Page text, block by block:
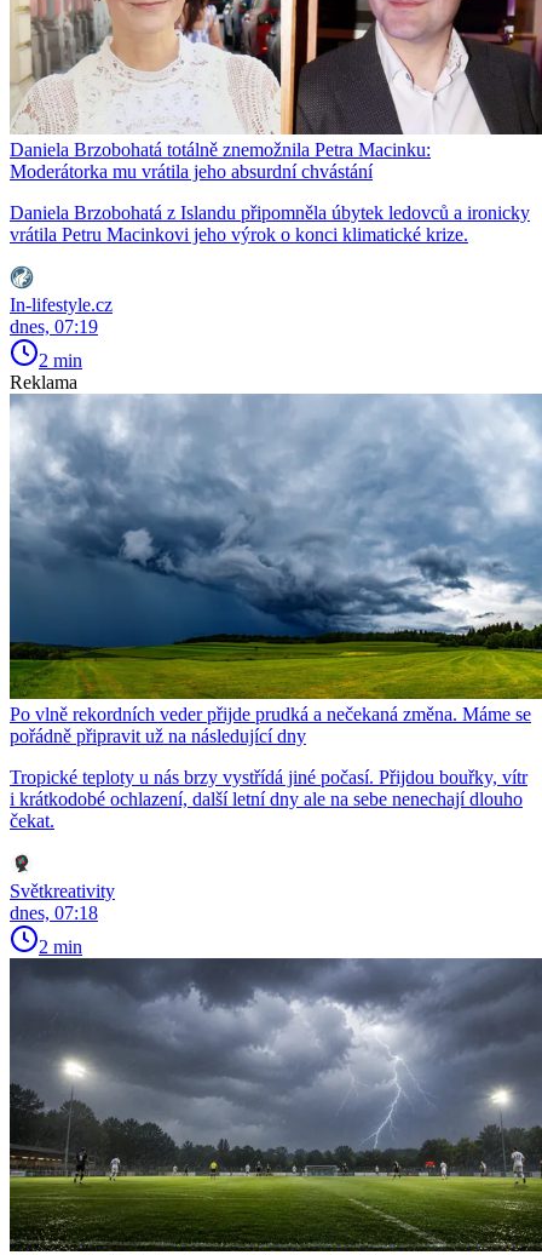
Daniela Brzobohatá totálně znemožnila Petra Macinku:
Moderátorka mu vrátila jeho absurdní chvástání
Daniela Brzobohatá z Islandu připomněla úbytek ledovců a ironicky
vrátila Petru Macinkovi jeho výrok o konci klimatické krize.
In-lifestyle.cz
dnes, 07:19
2 min
Reklama
Po vlně rekordních veder přijde prudká a nečekaná změna. Máme se
pořádně připravit už na následující dny
Tropické teploty u nás brzy vystřídá jiné počasí. Přijdou bouřky, vítr
i krátkodobé ochlazení, další letní dny ale na sebe nenechají dlouho
čekat.
Světkreativity
dnes, 07:18
2 min